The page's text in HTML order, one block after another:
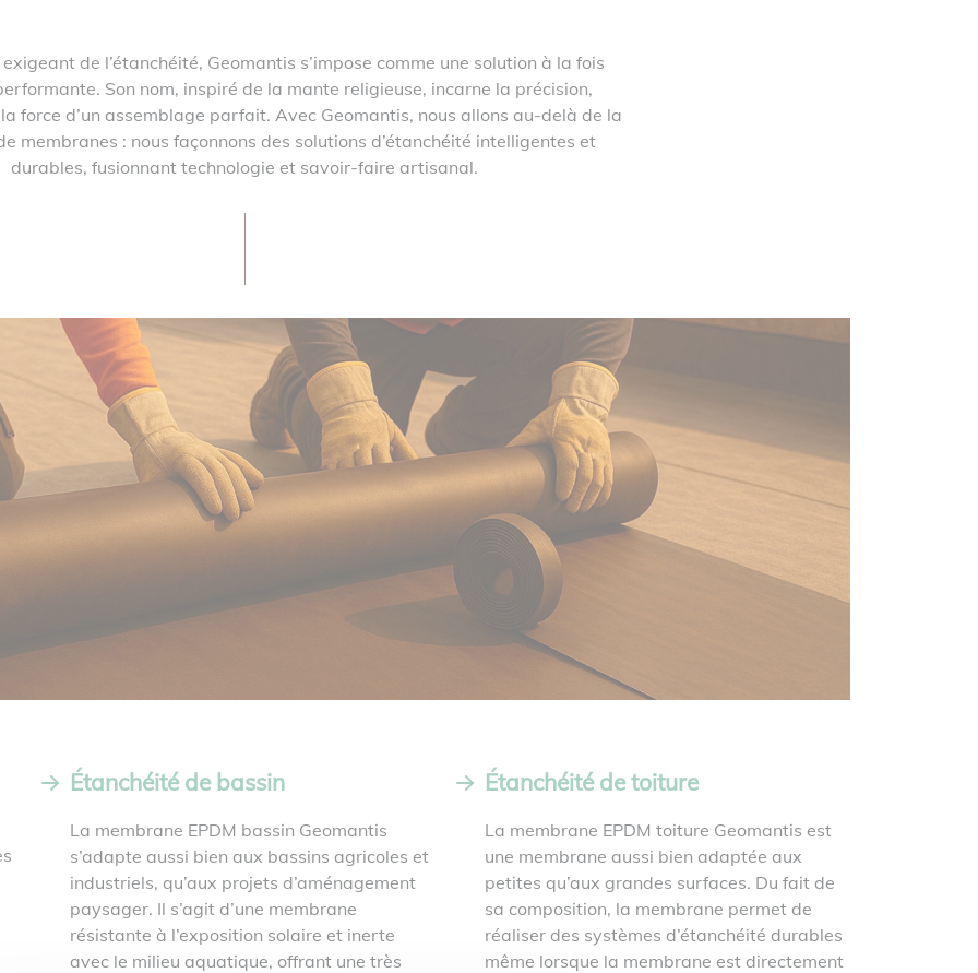
exigeant de l’étanchéité, Geomantis s’impose comme une solution à la fois
Son nom, inspiré de la mante religieuse, incarne la précision,
force d’un assemblage parfait. Avec Geomantis, nous allons au-delà de la
membranes : nous façonnons des solutions d’étanchéité intelligentes et
durables, fusionnant technologie et savoir-faire artisanal.
Étanchéité de bassin
La membrane EPDM bassin Geomantis
s’adapte aussi bien aux bassins agricoles et
industriels, qu’aux projets d’aménagement
paysager. Il s’agit d’une membrane
résistante à l’exposition solaire et inerte
avec le milieu aquatique, offrant une très
Étanchéité de toiture
La membrane EPDM toiture Geomantis est
une membrane aussi bien adaptée aux
petites qu’aux grandes surfaces. Du fait de
sa composition, la membrane permet de
réaliser des systèmes d’étanchéité durables
même lorsque la membrane est directement